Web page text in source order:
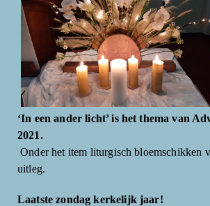
‘In een ander licht’ is het thema van
2021.
Onder het item liturgisch bloemschikken
uitleg.
Laatste zondag kerkelijk jaar!